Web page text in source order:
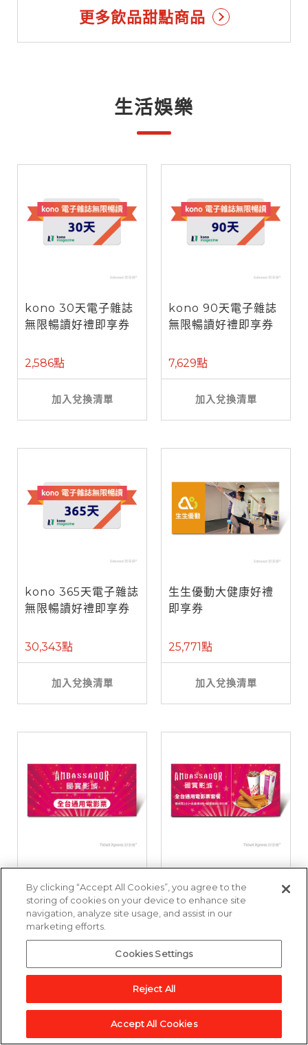
更多飲品甜點商品
生活娛樂
kono 30天電子雜誌
無限暢讀好禮即享券
2,586點
加入兌換清單
kono 90天電子雜誌
無限暢讀好禮即享券
7,629點
加入兌換清單
kono 365天電子雜誌
無限暢讀好禮即享券
30,343點
加入兌換清單
生生優動大健康好禮
即享券
25,771點
加入兌換清單
影票好禮即享券
3,857點
加入兌換清單
影票套餐好禮即享券
加入兌換清單
By clicking “Accept All Cookies”, you agree to the
storing of cookies on your device to enhance site
navigation, analyze site usage, and assist in our
marketing efforts.
Cookies Settings
Reject All
Accept All Cookies